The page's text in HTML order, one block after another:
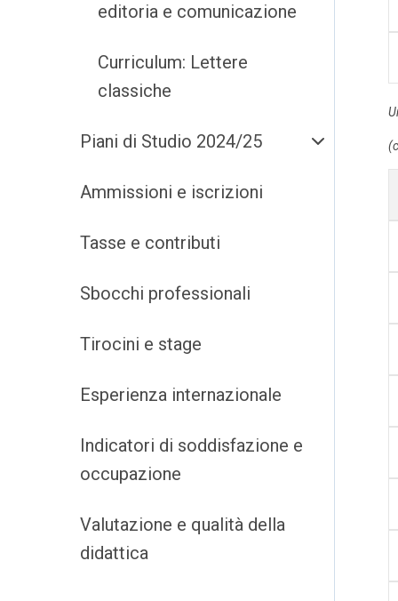
editoria e comunicazione
Curriculum: Lettere
classiche
Piani di Studio 2024/25
Ammissioni e iscrizioni
Tasse e contributi
Sbocchi professionali
Tirocini e stage
Esperienza internazionale
Indicatori di soddisfazione e
occupazione
Valutazione e qualità della
didattica